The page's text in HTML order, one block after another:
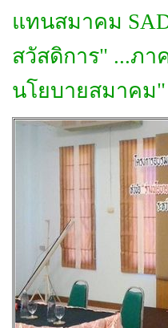
แทนสมาคม
สวัสดิการ" ...ภา
นโยบายสมาคม"